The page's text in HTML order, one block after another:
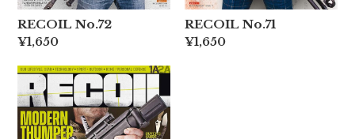
RECOIL No.72
¥1,650
RECOIL No.71
¥1,650